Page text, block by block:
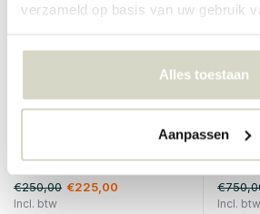
verzameld op basis van uw gebruik
Alles toestaan
Aanpassen
Doing Goods
€250,00 €225,00
Incl. btw Incl. btw